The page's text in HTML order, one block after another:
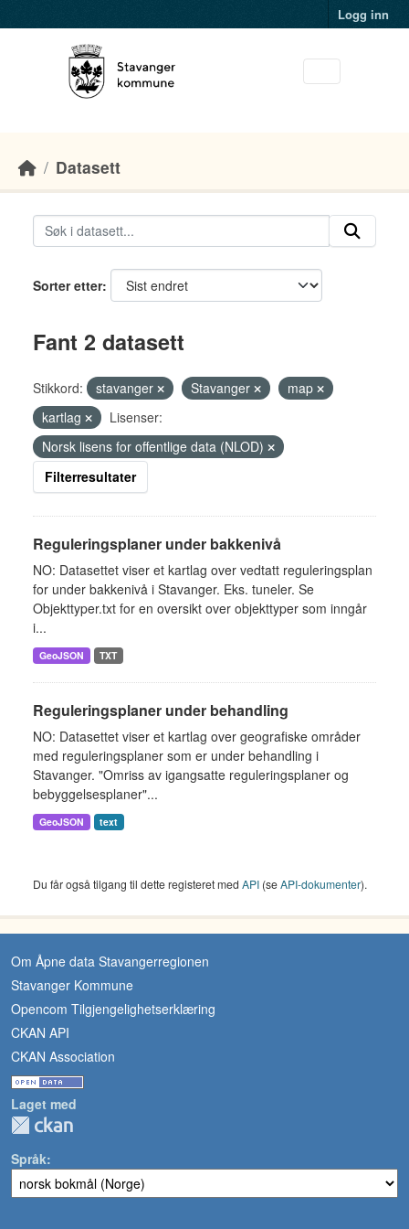
Logg inn
Datasett
Sorter etter
Fant 2 datasett
Stikkord: stavanger Stavanger
map
kartlag
Lisenser:
Norsk lisens for offentlige data (NLOD)
Filterresultater
Reguleringsplaner under bakkenivå
NO: Datasettet viser et kartlag over vedtatt reguleringsplan
for under bakkenivå i Stavanger. Eks. tuneler. Se
Objekttyper.txt for en oversikt over objekttyper som inngår
i...
GeoJSON TXT
Reguleringsplaner under behandling
NO: Datasettet viser et kartlag over geografiske områder
med reguleringsplaner som er under behandling i
Stavanger. "Omriss av igangsatte reguleringsplaner og
bebyggelsesplaner"...
GeoJSON text
Du får også tilgang til dette registeret med API (seAPI-dokumenter).
Om Åpne data Stavangerregionen
Stavanger Kommune
Opencom Tilgjengelighetserklæring
CKAN API
CKAN Association
Laget med
Språk